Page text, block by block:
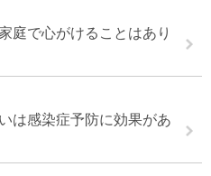
庭で心がけることはあり
は感染症予防に効果があ